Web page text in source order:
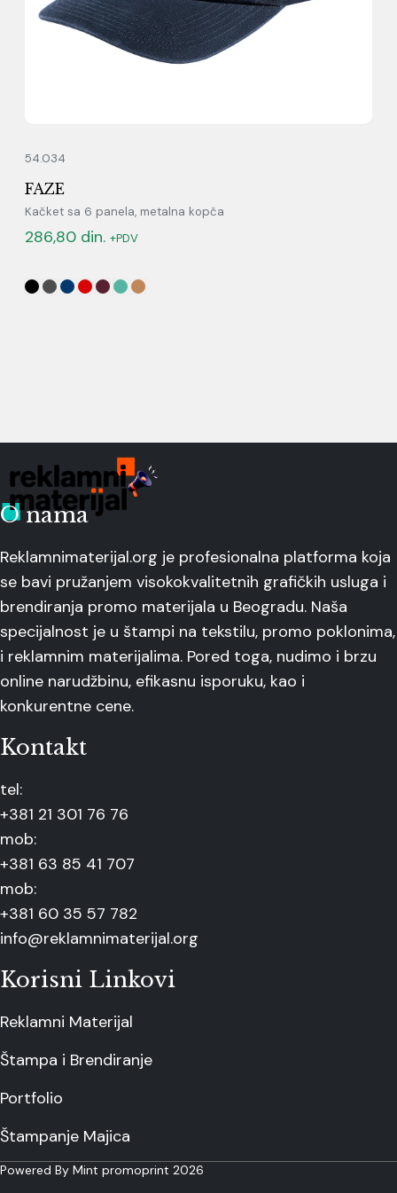
54.034
FAZE
Kačket sa 6 panela, metalna kopča
286,80 din. +PDV
O nama
Reklamnimaterijal.org je profesionalna platforma koja
se bavi pružanjem visokokvalitetnih grafičkih usluga i
brendiranja promo materijala u Beogradu. Naša
specijalnost je u štampi na tekstilu, promo poklonima,
i reklamnim materijalima. Pored toga, nudimo i brzu
online narudžbinu, efikasnu isporuku, kao i
konkurentne cene.
Kontakt
tel:
+381 21 301 76 76
mob:
+381 63 85 41 707
mob:
+381 60 35 57 782
info@reklamnimaterijal.org
Korisni Linkovi
Reklamni Materijal
Štampa i Brendiranje
Portfolio
Štampanje Majica
Powered By Mint promoprint 2026